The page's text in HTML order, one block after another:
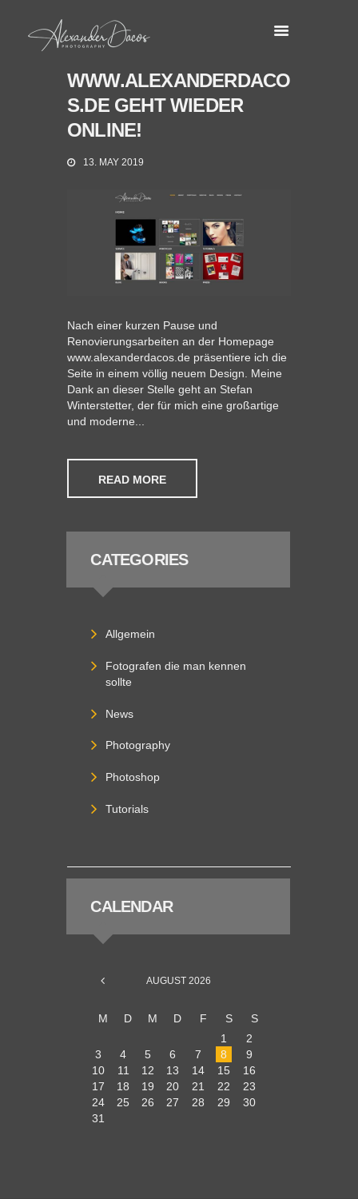
WWW.ALEXANDERDACO
S.DE GEHT WIEDER
ONLINE!
13. MAY 2019
Nach einer kurzen Pause und
Renovierungsarbeiten an der Homepage
www.alexanderdacos.de präsentiere ich die
Seite in einem völlig neuem Design. Meine
Dank an dieser Stelle geht an Stefan
Winterstetter, der für mich eine großartige
und moderne...
READ MORE
CATEGORIES
Allgemein
Fotografen die man kennen
sollte
News
Photography
Photoshop
Tutorials
CALENDAR
AUGUST 2026
M D M D F S
S
1
2
3
4 5 6 7 8
9
10
11 12 13 14 15
16
17
18 19 20 21 22
23
24
25 26 27 28 29
30
31